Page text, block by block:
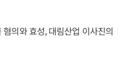
의와 효성, 대림산업 이사진의